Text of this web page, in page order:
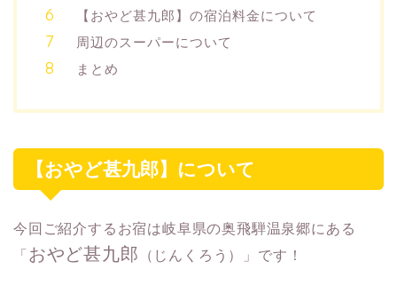
【おやど甚九郎】の宿泊料金について
周辺のスーパーについて
まとめ
【おやど甚九郎】について
今回ご紹介するお宿は岐阜県の奥飛騨温泉郷にある
「 おやど甚九郎 （じんくろう）」です！